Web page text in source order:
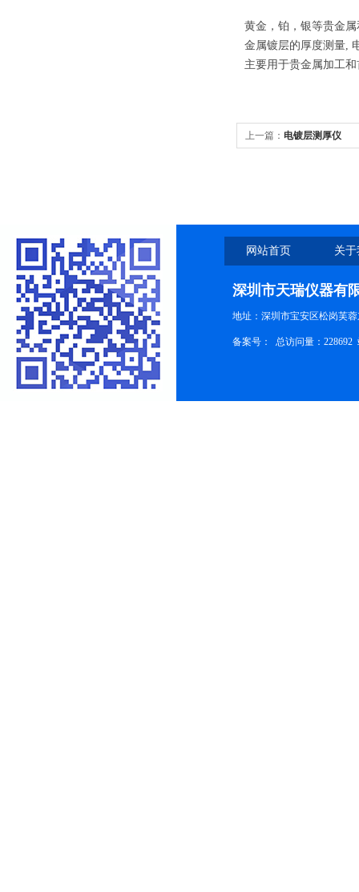
黄金，铂，银等贵金
金属镀层的厚度测量,
主要用于贵金属加工
上一篇： 电镀层测厚仪
网站首页 关
深圳市天瑞仪器有
地址：深圳市宝安区松岗芙
备案号： 总访问量：228692